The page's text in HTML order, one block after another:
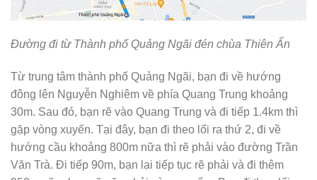
Đường đi từ Thành phố Quảng Ngãi đén chùa Thiên Ấn
Từ trung tâm thành phố Quảng Ngãi, bạn đi về hướng
đông lên Nguyễn Nghiêm về phía Quang Trung khoảng
30m. Sau đó, bạn rẽ vào Quang Trung và đi tiếp 1.4km thì
gặp vòng xuyến. Tại đây, bạn đi theo lối ra thứ 2, đi về
hướng cầu khoảng 800m nữa thì rẽ phải vào đường Trần
Văn Trà. Đi tiếp 90m, bạn lại tiếp tục rẽ phải và đi thêm